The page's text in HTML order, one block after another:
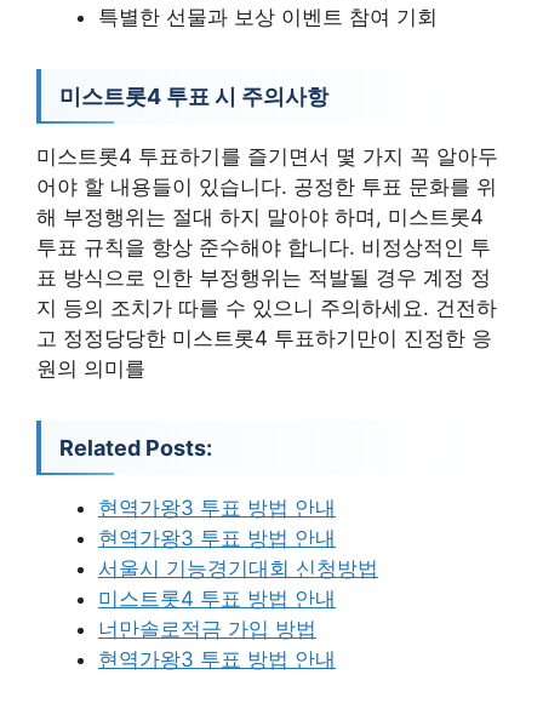
특별한 선물과 보상 이벤트 참여 기회
미스트롯4 투표 시 주의사항
미스트롯4 투표하기를 즐기면서 몇 가지 꼭 알아두
어야 할 내용들이 있습니다. 공정한 투표 문화를 위
해 부정행위는 절대 하지 말아야 하며, 미스트롯4
투표 규칙을 항상 준수해야 합니다. 비정상적인 투
표 방식으로 인한 부정행위는 적발될 경우 계정 정
지 등의 조치가 따를 수 있으니 주의하세요. 건전하
고 정정당당한 미스트롯4 투표하기만이 진정한 응
원의 의미를
Related Posts:
현역가왕3 투표 방법 안내
현역가왕3 투표 방법 안내
서울시 기능경기대회 신청방법
미스트롯4 투표 방법 안내
너만솔로적금 가입 방법
현역가왕3 투표 방법 안내